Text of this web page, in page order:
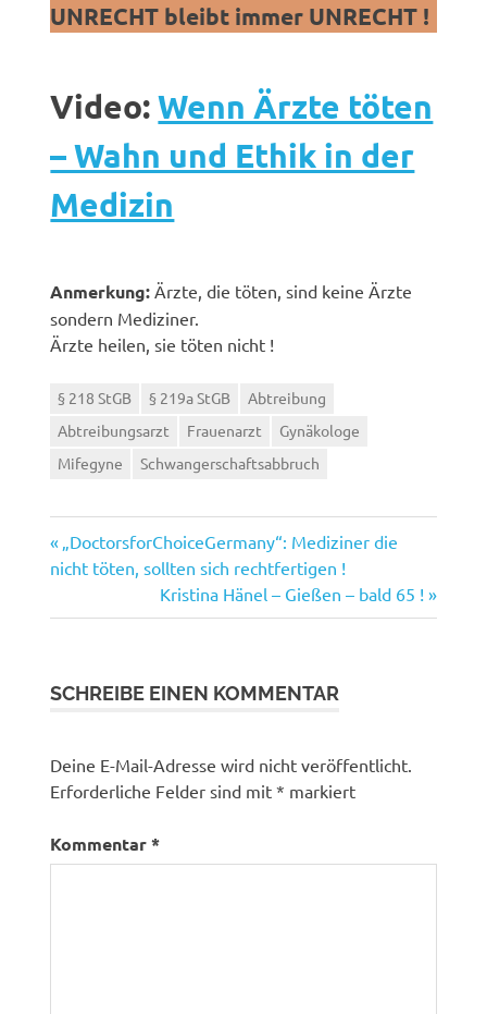
UNRECHT bleibt immer UNRECHT !
Video:Wenn Ärzte töten
– Wahn und Ethik in der
Medizin
Anmerkung: Ärzte, die töten, sind keine Ärzte
sondern Mediziner.
Ärzte heilen, sie töten nicht !
§ 218 StGB § 219a StGB
Abtreibung
Abtreibungsarzt
Frauenarzt
Gynäkologe
Mifegyne
Schwangerschaftsabbruch
Beitragsnavigation
Vorheriger
Beitrag:
„DoctorsforChoiceGermany“: Mediziner die
nicht töten, sollten sich rechtfertigen !
Nächster
Beitrag:
Kristina Hänel – Gießen – bald 65 !
SCHREIBE EINEN KOMMENTAR
Deine E-Mail-Adresse wird nicht veröffentlicht.
Erforderliche Felder sind mit* markiert
Kommentar*